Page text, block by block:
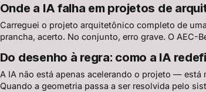
ignorar, sem culpa.
Onde a IA falha em projetos de
Carreguei o projeto arquitetônico completo de
prancha, acerto. No conjunto, erro grave. O AEC-
Do desenho à regra: como a IA
A IA não está apenas acelerando o projeto —
Quando a geometria passa a ser resolvida pelo